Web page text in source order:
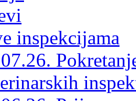
inspekcijama